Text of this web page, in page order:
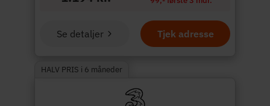
Tjek adresse
Se detaljer
HALV PRIS i 6 måneder